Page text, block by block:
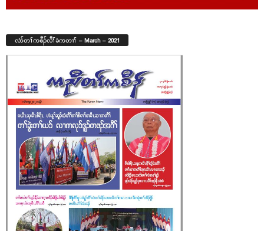
လံာ်တၢ်ကစီၣ်လီၢ်ခံကတၢၢ် – March – 2021